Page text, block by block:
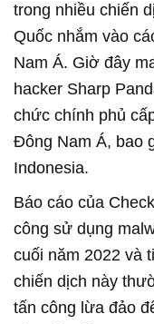
trong nhiều chiến
Quốc nhắm vào
Nam Á. Giờ đây
hacker Sharp
chức chính phủ
Đông Nam Á, bao
Indonesia.
Báo cáo của
công sử dụng
cuối năm 2022 và
chiến dịch này
tấn công lừa đảo